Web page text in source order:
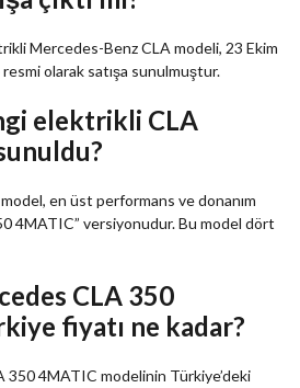
Mercedes-Benz CLA modeli, 23 Ekim
olarak satışa sunulmuştur.
elektrikli CLA
en üst performans ve donanım
4MATIC” versiyonudur. Bu model dört
CLA 350
fiyatı ne kadar?
350 4MATIC modelinin Türkiye’deki